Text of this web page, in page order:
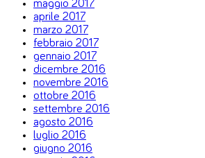
maggio 2017
aprile 2017
marzo 2017
febbraio 2017
gennaio 2017
dicembre 2016
novembre 2016
ottobre 2016
settembre 2016
agosto 2016
luglio 2016
giugno 2016